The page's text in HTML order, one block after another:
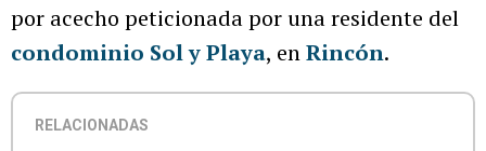
por acecho peticionada por una residente del
condominio Sol y Playa, enRincón.
RELACIONADAS